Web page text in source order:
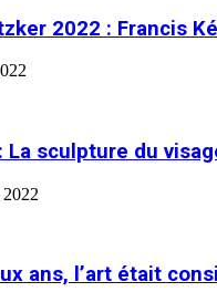
2022 : Francis
La sculpture du
ans, l’art était